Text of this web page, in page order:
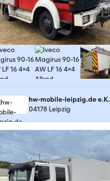
hw-mobile-leipzig.de e.K.
04178 Leipzig